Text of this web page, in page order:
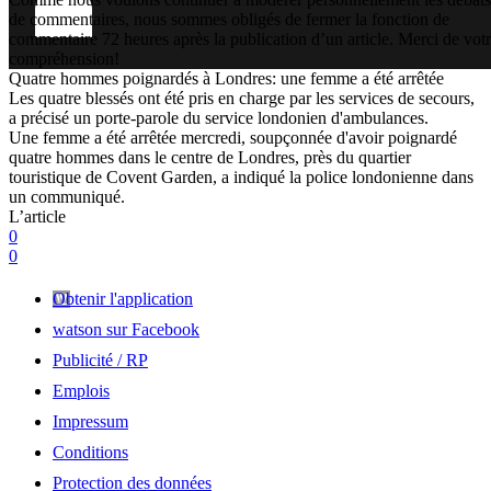
de commentaires, nous sommes obligés de fermer la fonction de
commentaire 72 heures après la publication d’un article. Merci de
compréhension!
Quatre hommes poignardés à Londres: une femme a été arrêtée
Les quatre blessés ont été pris en charge par les services de secours,
a précisé un porte-parole du service londonien d'ambulances.
Une femme a été arrêtée mercredi, soupçonnée d'avoir poignardé
quatre hommes dans le centre de Londres, près du quartier
touristique de Covent Garden, a indiqué la police londonienne dans
un communiqué.
L’article
0
0
Obtenir l'application
watson sur Facebook
Publicité / RP
Emplois
Impressum
Conditions
Protection des données